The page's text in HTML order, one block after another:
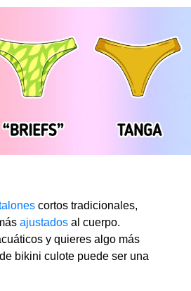
cortos tradicionales,
ajustados al cuerpo.
y quieres algo más
bikini culote puede ser una